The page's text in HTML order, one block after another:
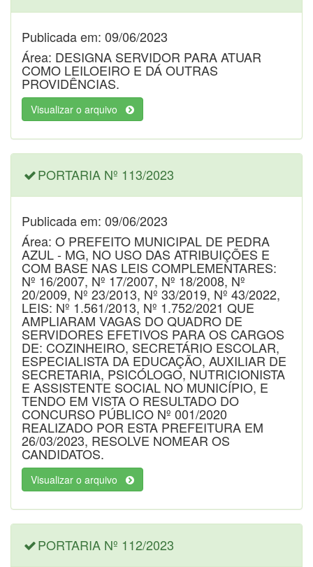
Publicada em: 09/06/2023
Área: DESIGNA SERVIDOR PARA ATUAR
COMO LEILOEIRO E DÁ OUTRAS
PROVIDÊNCIAS.
Visualizar o arquivo
PORTARIA Nº 113/2023
Publicada em: 09/06/2023
Área: O PREFEITO MUNICIPAL DE PEDRA
AZUL - MG, NO USO DAS ATRIBUIÇÕES E
COM BASE NAS LEIS COMPLEMENTARES:
Nº 16/2007, Nº 17/2007, Nº 18/2008, Nº
20/2009, Nº 23/2013, Nº 33/2019, Nº 43/2022,
LEIS: Nº 1.561/2013, Nº 1.752/2021 QUE
AMPLIARAM VAGAS DO QUADRO DE
SERVIDORES EFETIVOS PARA OS CARGOS
DE: COZINHEIRO, SECRETÁRIO ESCOLAR,
ESPECIALISTA DA EDUCAÇÃO, AUXILIAR DE
SECRETARIA, PSICÓLOGO, NUTRICIONISTA
E ASSISTENTE SOCIAL NO MUNICÍPIO, E
TENDO EM VISTA O RESULTADO DO
CONCURSO PÚBLICO Nº 001/2020
REALIZADO POR ESTA PREFEITURA EM
26/03/2023, RESOLVE NOMEAR OS
CANDIDATOS.
Visualizar o arquivo
PORTARIA Nº 112/2023